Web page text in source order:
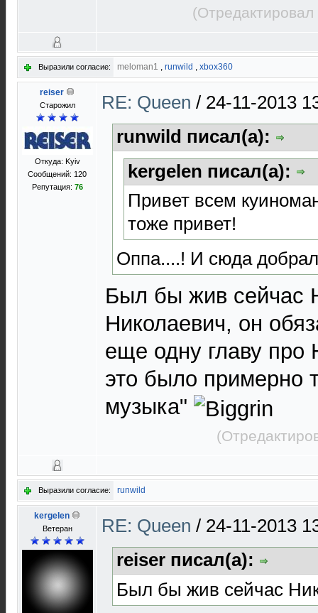
Выразили согласие: meloman1 , runwild , xbox360
reiser
Старожил
Откуда: Kyiv
Сообщений: 120
Репутация: 76
RE: Queen / 24-11-2013
runwild писал(а):
kergelen писал(а):
Привет всем
тоже привет!
Оппа....! И сюда
Был бы жив сейчас
Николаевич, он
еще одну главу про
это было примерно
музыка"
Выразили согласие: runwild
kergelen
Ветеран RE: Queen / 24-11-2013
reiser писал(а):
Был бы жив сейчас